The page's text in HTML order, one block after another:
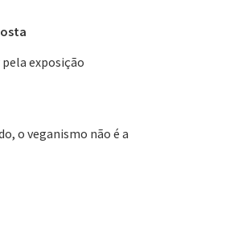
exposição
o veganismo não é a